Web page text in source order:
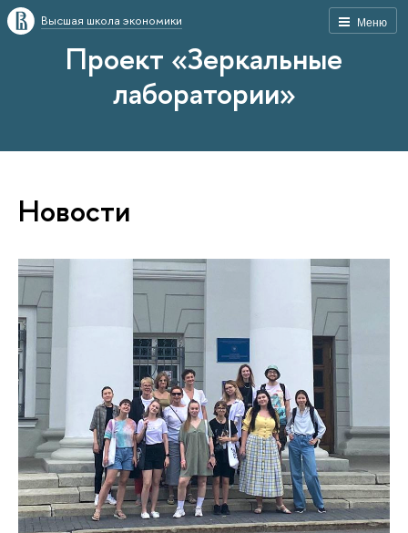
Меню
Высшая школа экономики
Проект «Зеркальные
лаборатории»
Новости